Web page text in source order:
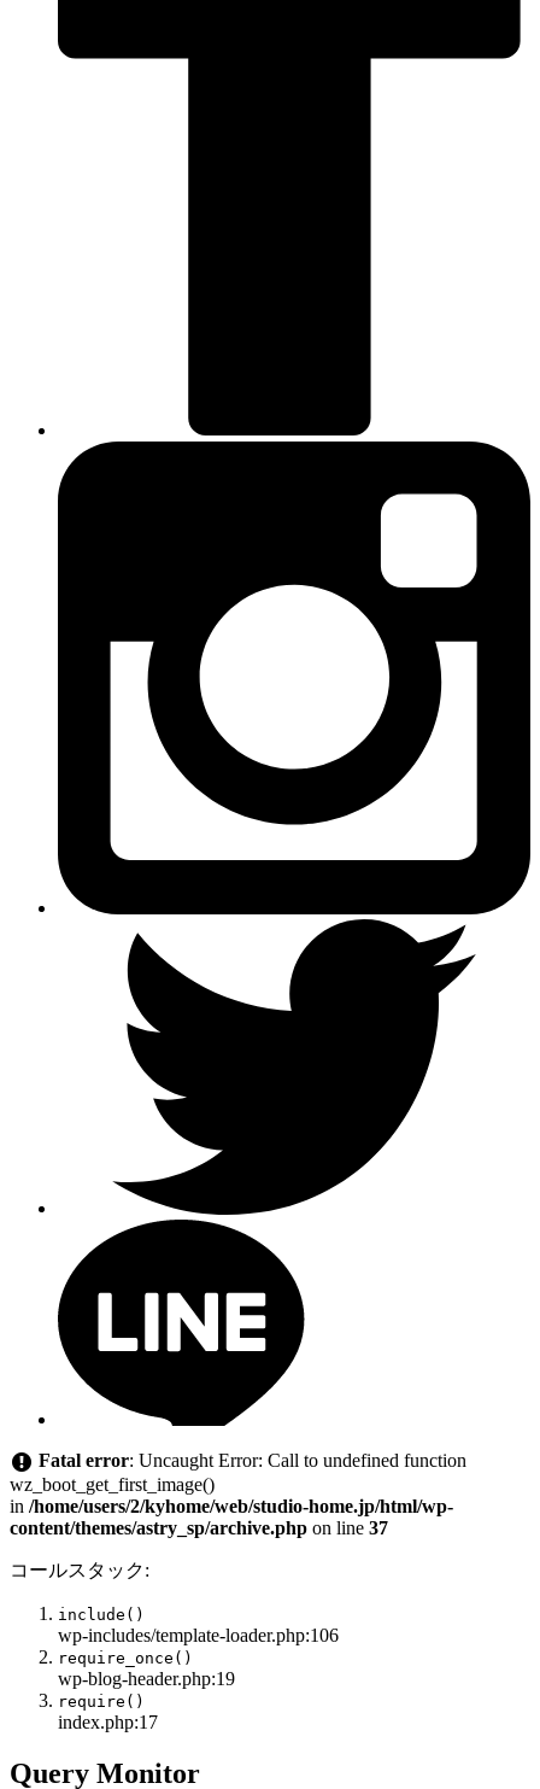
Fatal error: Uncaught Error: Call to undefined function
wz_boot_get_first_image()
in /home/users/2/kyhome/web/studio-home.jp/html/wp-
content/themes/astry_sp/archive.php on line 37
コールスタック:
include()
wp-includes/template-loader.php:106
require_once()
wp-blog-header.php:19
require()
index.php:17
Query Monitor